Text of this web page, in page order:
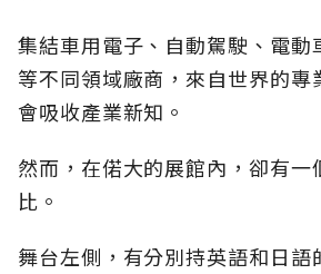
集結車用電子、自動駕駛、電動
等不同領域廠商，來自世界的專
會吸收產業新知。
然而，在偌大的展館內，卻有一
比。
舞台左側，有分別持英語和日語